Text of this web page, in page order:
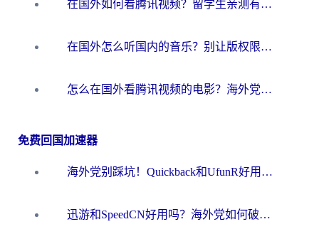
在国外如何看腾讯视频？留学生亲测有效的回国加速方案
在国外怎么听国内的音乐？别让版权限制断了你的华语歌单
怎么在国外看腾讯视频的电影？海外党亲测有效的回国加速指南
免费回国加速器
海外党别踩坑！Quickback和UfunR好用吗？选对回国加速器才能无缝刷国内资源
迅游和SpeedCN好用吗？海外党如何破解那道看不见的墙